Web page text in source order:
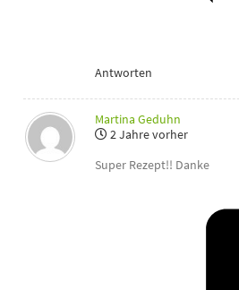
Antworten
Martina Geduhn
2 Jahre vorher
Super Rezept!! Danke